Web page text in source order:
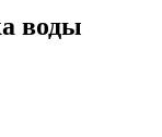
воды